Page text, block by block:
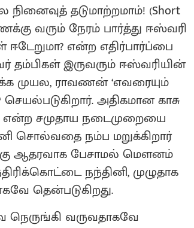
நினைவுத் தடுமாற்றமாம்! (Short
வரும் நேரம் பார்த்து ஈஸ்வரி
என்ற எதிர்பார்ப்பை
தம்பிகள் இருவரும் ஈஸ்வரியின்
முயல, ராவணன் ‘எவரையும்
அதிகமான காசு
என்ற சமுதாய நடைமுறையை
சொல்வதை நம்ப மறுக்கிறார்
ஆதரவாக பேசாமல் மௌனம்
நந்தினி, முழுதாக
தென்படுகிறது.
நெருங்கி வருவதாகவே